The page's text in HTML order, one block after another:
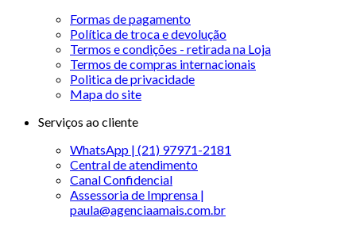
Formas de pagamento
Política de troca e devolução
Termos e condições - retirada na Loja
Termos de compras internacionais
Politica de privacidade
Mapa do site
Serviços ao cliente
WhatsApp | (21) 97971-2181
Central de atendimento
Canal Confidencial
Assessoria de Imprensa |
paula@agenciaamais.com.br